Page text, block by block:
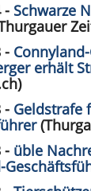
- Schwarze
-
erhält
- Geldstrafe
- üble